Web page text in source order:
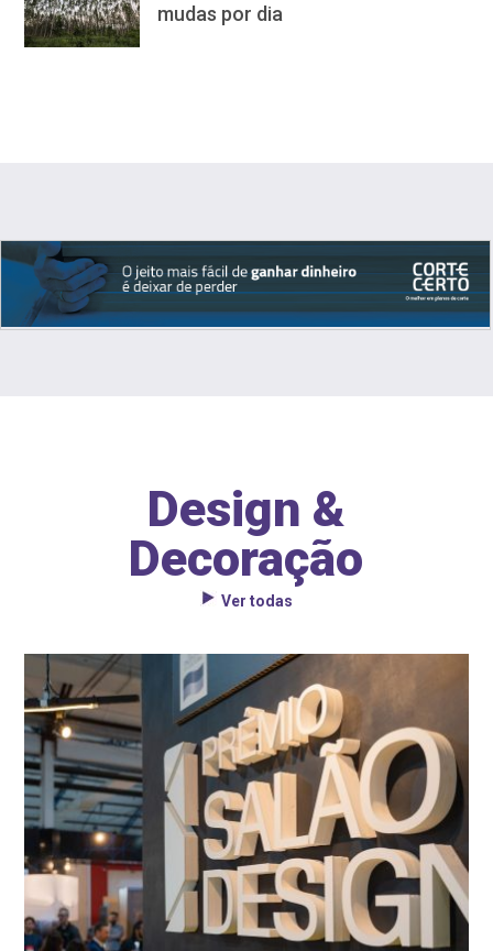
mudas por dia
Design &
Decoração
Ver todas